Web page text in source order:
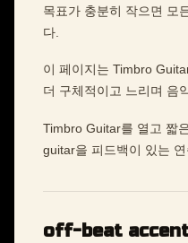
목표가 충분히 작으면 모
다.
이 페이지는 Timbro
더 구체적이고 느리며 음
Timbro Guitar를 열고 짧
guitar을 피드백이 있는
off-beat